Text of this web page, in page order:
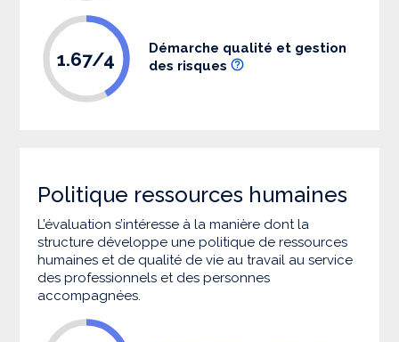
1.67/4
Démarche qualité et gestion
des risques
Politique ressources humaines
L’évaluation s’intéresse à la manière dont la
structure développe une politique de ressources
humaines et de qualité de vie au travail au service
des professionnels et des personnes
accompagnées.